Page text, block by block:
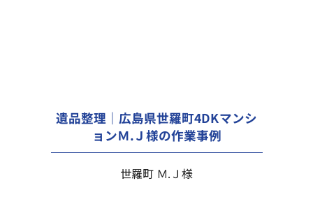
遺品整理｜広島県世羅町4DKマンシ
ョンＭ.Ｊ様の作業事例
世羅町 Ｍ.Ｊ様